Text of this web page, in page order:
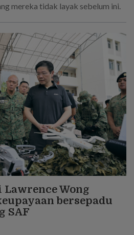
mereka tidak layak sebelum ini.
Wong
bersepadu
SAF